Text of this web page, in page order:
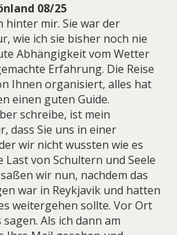
08/25
hinter mir. Sie war der
wie ich sie bisher noch nie
Abhängigkeit vom Wetter
Erfahrung. Die Reise
Ihnen organisiert, alles hat
einen guten Guide.
schreibe, ist mein
dass Sie uns in einer
wir nicht wussten wie es
von Schultern und Seele
wir nun, nachdem das
war in Reykjavik und hatten
weitergehen sollte. Vor Ort
Als ich dann am